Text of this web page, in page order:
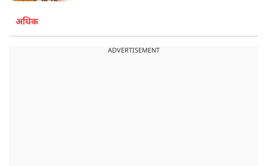
अधिक
ADVERTISEMENT